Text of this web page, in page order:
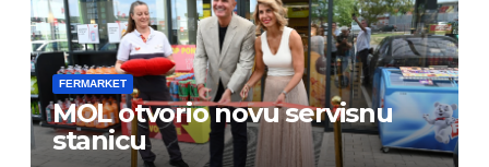
FERMARKET
MOL otvorio novu servisnu
stanicu